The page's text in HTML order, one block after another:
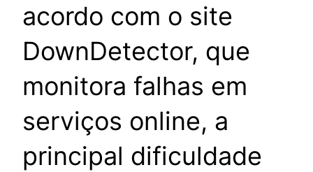
acordo com o site
DownDetector, que
monitora falhas em
serviços online, a
principal dificuldade